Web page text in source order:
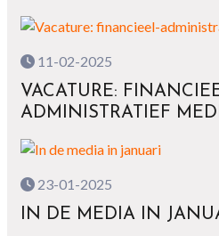
11-02-2025
VACATURE:
ADMINISTRATIEF
23-01-2025
IN DE MEDIA IN